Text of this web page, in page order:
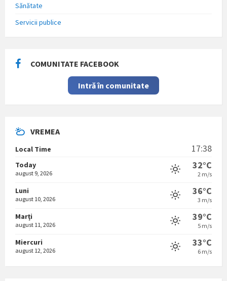
Sănătate
Servicii publice
COMUNITATE FACEBOOK
Intră în comunitate
VREMEA
Local Time 17:38
Today
august 9, 2026
32°C
2 m/s
Luni
august 10, 2026
36°C
3 m/s
Marți
august 11, 2026
39°C
5 m/s
Miercuri
august 12, 2026
33°C
6 m/s